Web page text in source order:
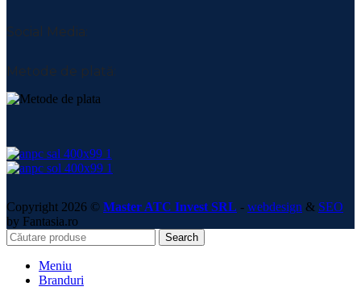
Social Media:
Metode de plată:
Copyright 2026 © Master ATC Invest SRL - webdesign & SEO
by Fantasia.ro
Search
Meniu
Branduri